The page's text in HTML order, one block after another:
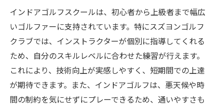
インドアゴルフスクールは、初心者から上級者まで幅広
いゴルファーに支持されています。特にスズヨンゴルフ
クラブでは、インストラクターが個別に指導してくれる
ため、自分のスキルレベルに合わせた練習が行えます。
これにより、技術向上が実感しやすく、短期間での上達
が期待できます。また、インドアゴルフは、悪天候や時
間の制約を気にせずにプレーできるため、通いやすさも